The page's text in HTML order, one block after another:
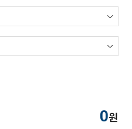
0원